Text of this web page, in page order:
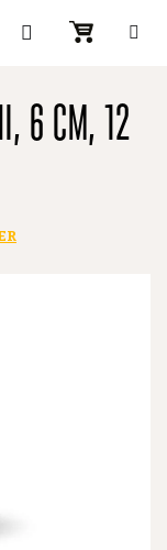
6 CM, 12